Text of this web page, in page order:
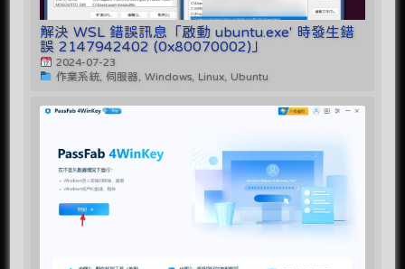
解決 WSL 錯誤訊息「啟動 ubuntu.exe' 時發生錯
誤 2147942402 (0x80070002)」
2024-07-23
作業系統, 伺服器, Windows, Linux, Ubuntu